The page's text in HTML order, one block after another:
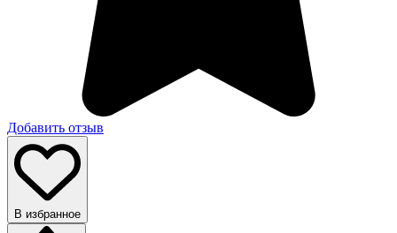
Добавить отзыв
В избранное